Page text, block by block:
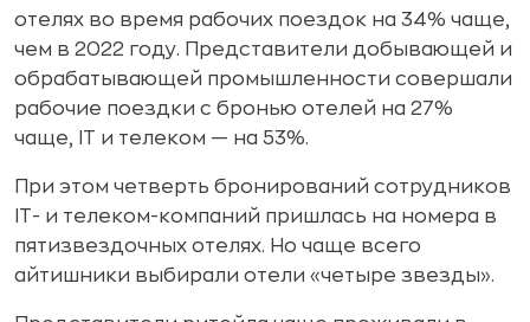
отелях во время рабочих поездок на 34% чаще,
чем в 2022 году. Представители добывающей и
обрабатывающей промышленности совершали
рабочие поездки с бронью отелей на 27%
чаще, IT и телеком — на 53%.
При этом четверть бронирований сотрудников
IT- и телеком-компаний пришлась на номера в
пятизвездочных отелях. Но чаще всего
айтишники выбирали отели «четыре звезды».